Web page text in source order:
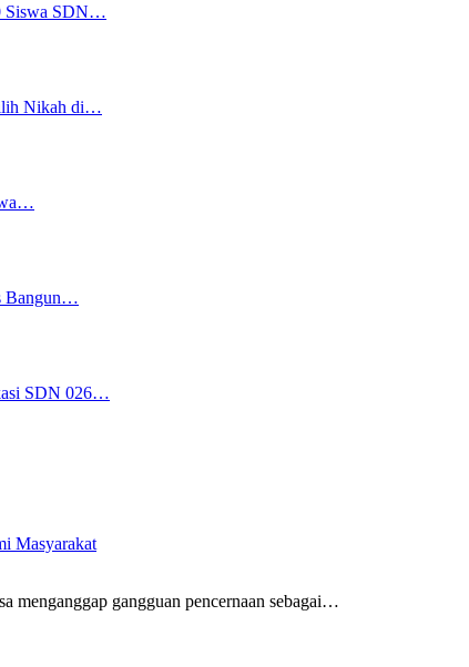
Siswa SDN…
Nikah di…
Bangun…
SDN 026…
Masyarakat
menganggap gangguan pencernaan sebagai…